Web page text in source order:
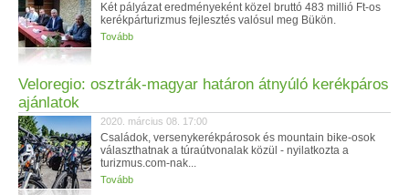
Két pályázat eredményeként közel bruttó 483 millió Ft-os
kerékpárturizmus fejlesztés valósul meg Bükön.
Tovább
Veloregio: osztrák-magyar határon átnyúló kerékpáros
ajánlatok
2020. március 08. 17:00
Családok, versenykerékpárosok és mountain bike-osok
választhatnak a túraútvonalak közül - nyilatkozta a
turizmus.com-nak...
Tovább